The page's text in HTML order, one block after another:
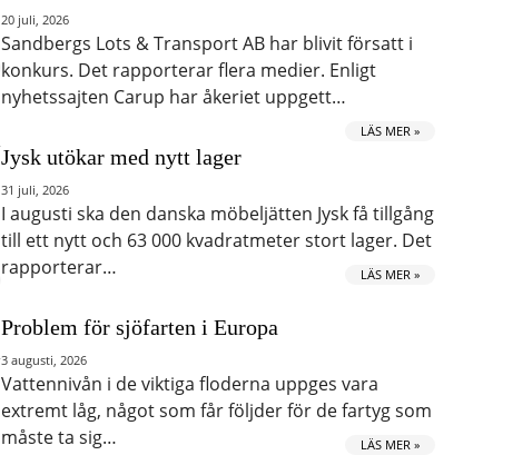
20 juli, 2026
Sandbergs Lots & Transport AB har blivit försatt i
konkurs. Det rapporterar flera medier. Enligt
nyhetssajten Carup har åkeriet uppgett…
LÄS MER »
Jysk utökar med nytt lager
31 juli, 2026
I augusti ska den danska möbeljätten Jysk få tillgång
till ett nytt och 63 000 kvadratmeter stort lager. Det
rapporterar…
LÄS MER »
Problem för sjöfarten i Europa
3 augusti, 2026
Vattennivån i de viktiga floderna uppges vara
extremt låg, något som får följder för de fartyg som
måste ta sig…
LÄS MER »